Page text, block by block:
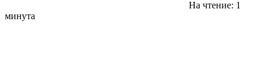
На чтение: 1
минута